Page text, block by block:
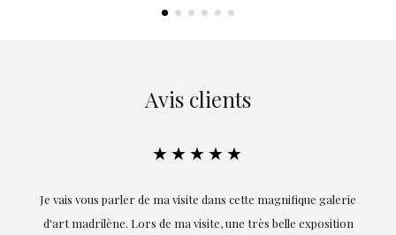
Avis clients
★★★★★
Je vais vous parler de ma visite dans cette magnifique galerie
d'art madrilène. Lors de ma visite, une très belle exposition